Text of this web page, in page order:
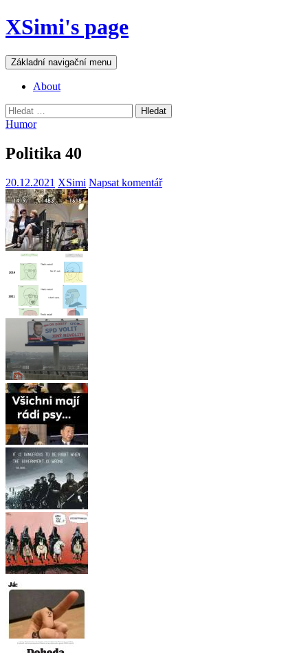
Přejít
k
webu
XSimi's page
Hledat
Základní navigační menu
About
Vyhledávání
Humor
Politika 40
20.12.2021 XSimi Napsat komentář